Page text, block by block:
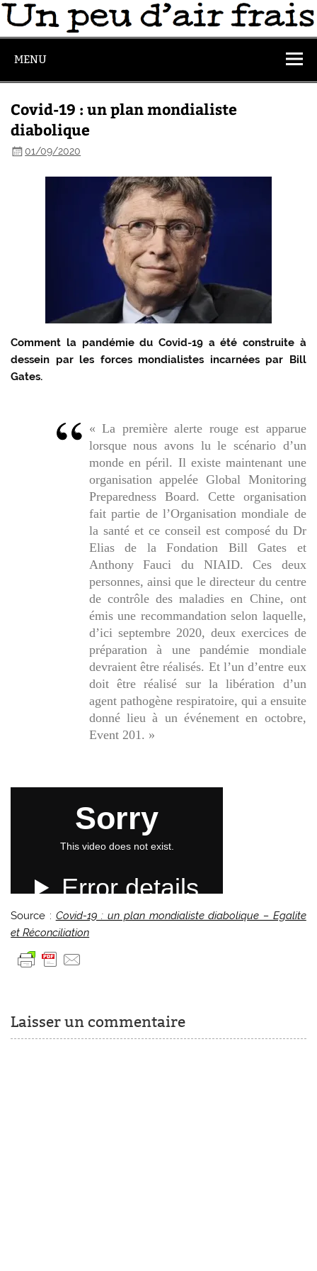
MENU
Covid-19 : un plan mondialiste
diabolique
01/09/2020
Comment la pandémie du Covid-19 a été construite à
dessein par les forces mondialistes incarnées par Bill
Gates.
« La première alerte rouge est apparue
lorsque nous avons lu le scénario d’un
monde en péril. Il existe maintenant une
organisation appelée Global Monitoring
Preparedness Board. Cette organisation
fait partie de l’Organisation mondiale de
la santé et ce conseil est composé du Dr
Elias de la Fondation Bill Gates et
Anthony Fauci du NIAID. Ces deux
personnes, ainsi que le directeur du centre
de contrôle des maladies en Chine, ont
émis une recommandation selon laquelle,
d’ici septembre 2020, deux exercices de
préparation à une pandémie mondiale
devraient être réalisés. Et l’un d’entre eux
doit être réalisé sur la libération d’un
agent pathogène respiratoire, qui a ensuite
donné lieu à un événement en octobre,
Event 201. »
Source : Covid-19 : un plan mondialiste diabolique – Egalite
et Réconciliation
Laisser un commentaire